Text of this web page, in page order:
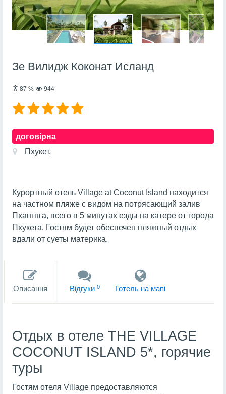
Зе Вилидж Коконат Исланд
87 % 944
договірна
Пхукет,
Курортный отель Village at Coconut Island находится
на частном пляже с видом на потрясающий залив
Пхангнга, всего в 5 минутах езды на катере от города
Пхукета. Гостям будет обеспечен пляжный отдых
вдали от суеты материка.
Описання Вiдгуки 0 Готель на мапi
Отдых в отеле THE VILLAGE
COCONUT ISLAND 5*, горячие
туры
Гостям отеля Village предоставляются